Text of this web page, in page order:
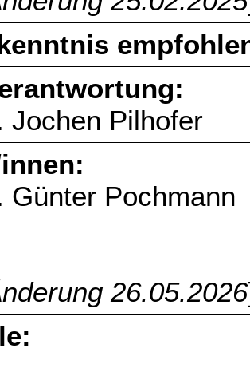
Jochen Pilhofer
Günter Pochmann
26.05.2026